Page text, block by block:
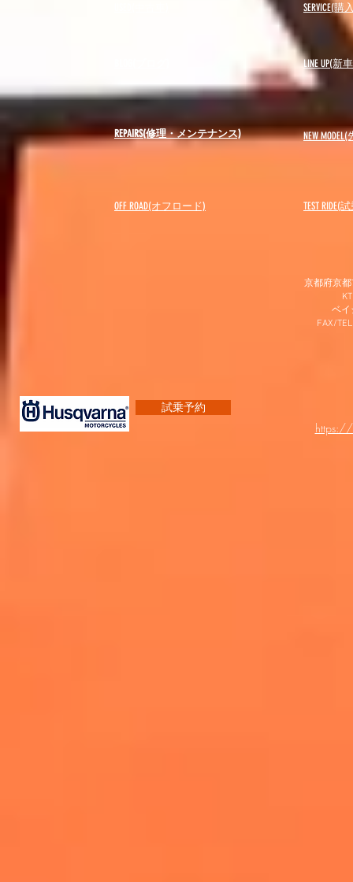
SERVICE(
LINE UP(新
REPAIRS(修理・メンテナンス) NEW MODEL(
OFF ROAD(オフロード) ​TEST RIDE(
京都府京
ベイ
FAX/
試乗予約
https://